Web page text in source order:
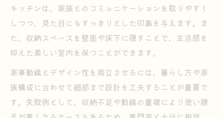
キッチンは、家族とのコミュニケーションを取りやすく
しつつ、見た目にもすっきりとした印象を与えます。ま
た、収納スペースを壁面や床下に隠すことで、生活感を
抑えた美しい室内を保つことができます。
家事動線とデザイン性を両立させるには、暮らし方や家
族構成に合わせて細部まで設計を工夫することが重要で
す。失敗例として、収納不足や動線の重複により使い勝